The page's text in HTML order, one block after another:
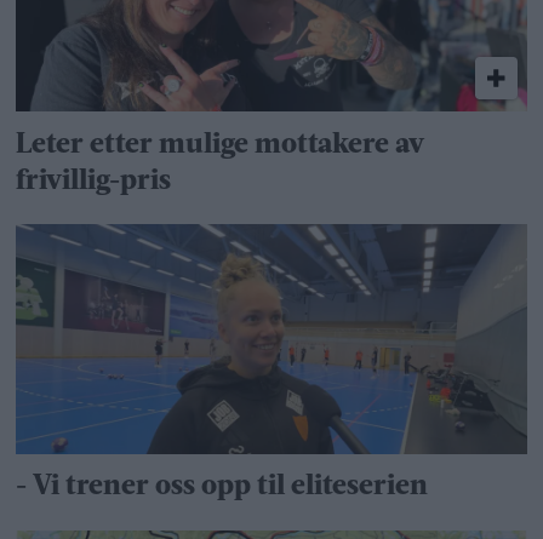
Leter etter mulige mottakere av
frivillig-pris
- Vi trener oss opp til eliteserien